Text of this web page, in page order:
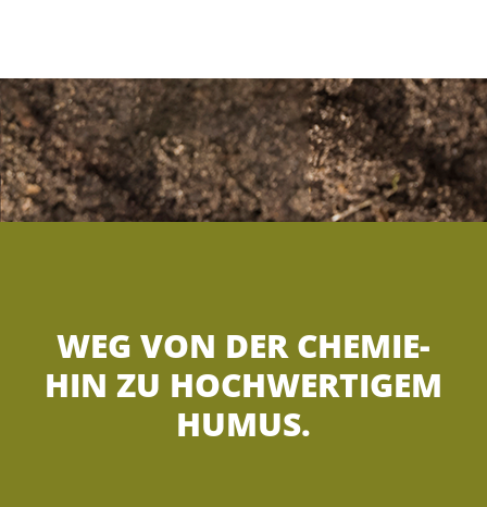
WEG VON DER CHEMIE-
HIN ZU HOCHWERTIGEM
HUMUS.